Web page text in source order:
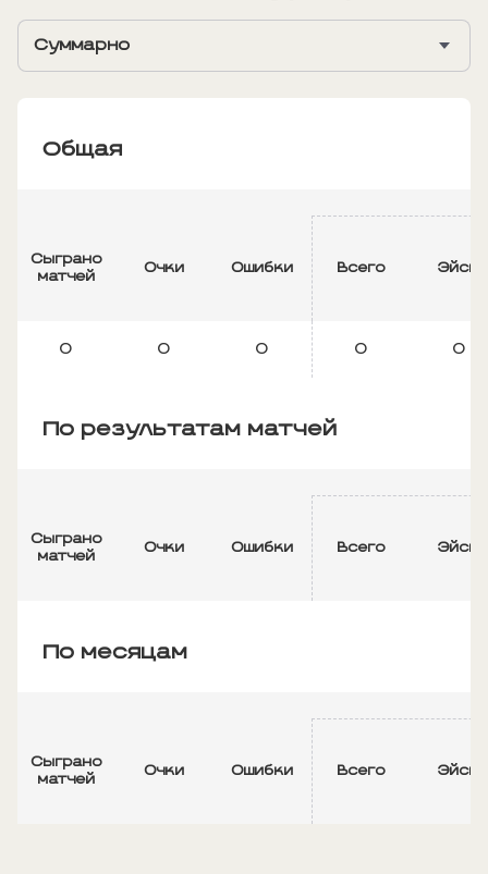
Суммарно
Общая
Сыграно
матчей
Очки Ошибки Всего Эйсы
0 0 0 0 0
По результатам матчей
Сыграно
матчей
Очки Ошибки Всего Эйсы
По месяцам
Сыграно
матчей
Очки Ошибки Всего Эйсы